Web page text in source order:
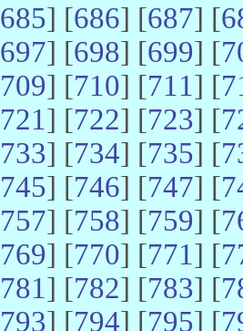
685] [686] [687] [
697] [698] [699] [
709] [710] [711] [
721] [722] [723] [
733] [734] [735] [
745] [746] [747] [
757] [758] [759] [
769] [770] [771] [
781] [782] [783] [
793] [794] [795] [